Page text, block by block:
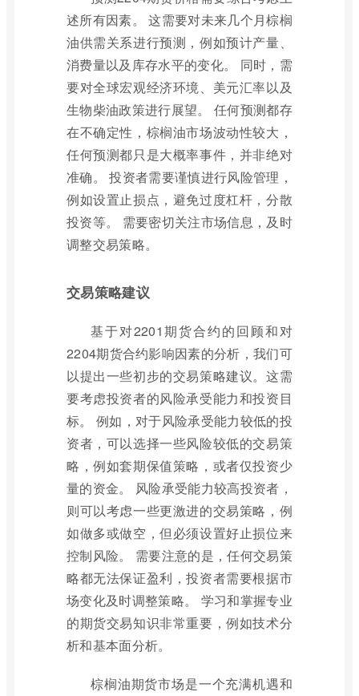
述所有因素。 这需要对未来几个月棕榈
油供需关系进行预测，例如预计产量、
消费量以及库存水平的变化。 同时，需
要对全球宏观经济环境、美元汇率以及
生物柴油政策进行展望。 任何预测都存
在不确定性，棕榈油市场波动性较大，
任何预测都只是大概率事件，并非绝对
准确。 投资者需要谨慎进行风险管理，
例如设置止损点，避免过度杠杆，分散
投资等。 需要密切关注市场信息，及时
调整交易策略。
交易策略建议
基于对2201期货合约的回顾和对
2204期货合约影响因素的分析，我们可
以提出一些初步的交易策略建议。这需
要考虑投资者的风险承受能力和投资目
标。 例如，对于风险承受能力较低的投
资者，可以选择一些风险较低的交易策
略，例如套期保值策略，或者仅投资少
量的资金。 风险承受能力较高投资者，
则可以考虑一些更激进的交易策略，例
如做多或做空，但必须设置好止损位来
控制风险。 需要注意的是，任何交易策
略都无法保证盈利，投资者需要根据市
场变化及时调整策略。 学习和掌握专业
的期货交易知识非常重要，例如技术分
析和基本面分析。
棕榈油期货市场是一个充满机遇和